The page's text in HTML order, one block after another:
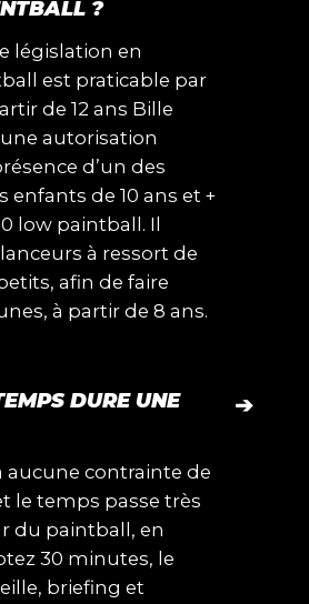
?
législation en
est praticable par
de 12 ans Bille
autorisation
d’un des
enfants de 10 ans et +
low paintball. Il
à ressort de
afin de faire
à partir de 8 ans.
DURE UNE
aucune contrainte de
le temps passe très
du paintball, en
30 minutes, le
briefing et
➔